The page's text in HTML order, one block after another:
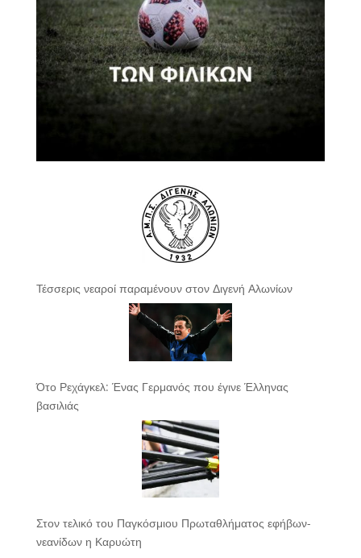
Τέσσερις νεαροί παραμένουν στον Διγενή Αλωνίων
Ότο Ρεχάγκελ: Ένας Γερμανός που έγινε Έλληνας
βασιλιάς
Στον τελικό του Παγκόσμιου Πρωταθλήματος εφήβων-
νεανίδων η Καρυώτη